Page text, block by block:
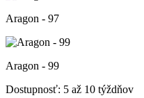
Aragon - 97
Aragon - 99
Dostupnosť: 5 až 10 týždňov